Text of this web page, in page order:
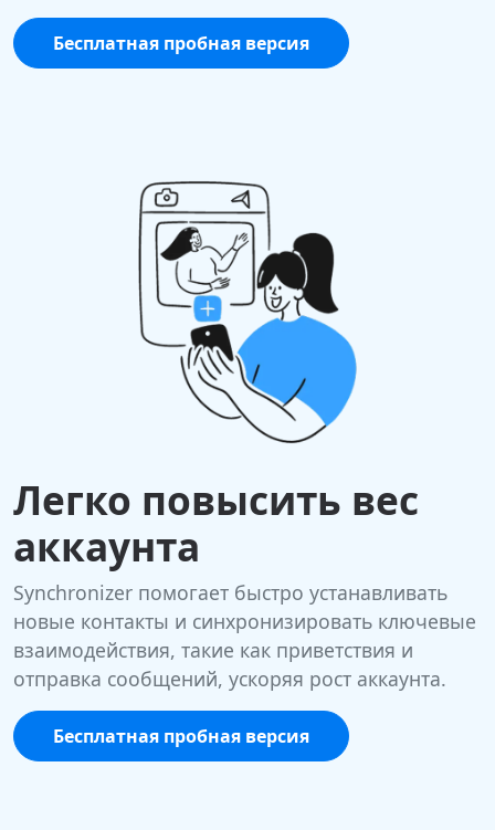
Бесплатная пробная версия
Легко повысить вес
аккаунта
Synchronizer помогает быстро устанавливать
новые контакты и синхронизировать ключевые
взаимодействия, такие как приветствия и
отправка сообщений, ускоряя рост аккаунта.
Бесплатная пробная версия